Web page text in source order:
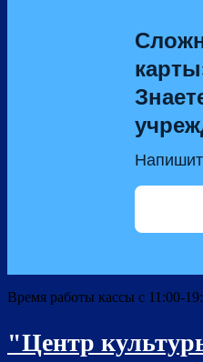
Время работы кассы с 11:00-
"Центр